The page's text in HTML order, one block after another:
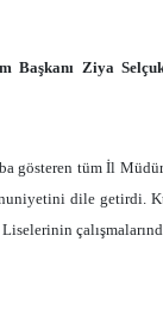
Ziya
gösteren tüm İl
dile getirdi.